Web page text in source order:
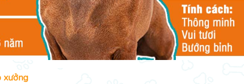
xưởng